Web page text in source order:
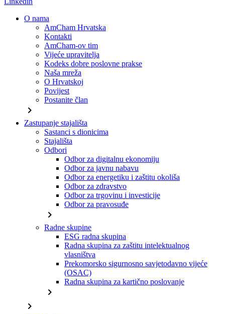
O nama
AmCham Hrvatska
Kontakti
AmCham-ov tim
Vijeće upravitelja
Kodeks dobre poslovne prakse
Naša mreža
O Hrvatskoj
Povijest
Postanite član
chevron_right
Zastupanje stajališta
Sastanci s dionicima
Stajališta
Odbori
Odbor za digitalnu ekonomiju
Odbor za javnu nabavu
Odbor za energetiku i zaštitu okoliša
Odbor za zdravstvo
Odbor za trgovinu i investicije
Odbor za pravosuđe
chevron_right
Radne skupine
ESG radna skupina
Radna skupina za zaštitu intelektualnog
vlasništva
Prekomorsko sigurnosno savjetodavno vijeće
(OSAC)
Radna skupina za kartično poslovanje
chevron_right
chevron_right